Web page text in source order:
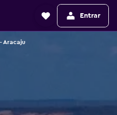
Entrar
Aracaju